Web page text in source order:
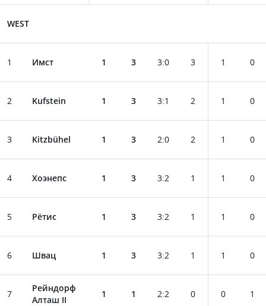
WEST
1 Имст 1 3 3:0 3 1 0
2 Kufstein 1 3 3:1 2 1 0
3 Kitzbühel 1 3 2:0 2 1 0
4 Хоэнепс 1 3 3:2 1 1 0
5 Рётис 1 3 3:2 1 1 0
6 Швац 1 3 3:2 1 1 0
7
Рейндорф
Алташ II
1 1 2:2 0 0 1